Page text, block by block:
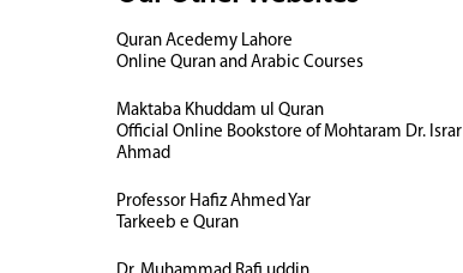
Quran Acedemy Lahore
Online Quran and Arabic Courses
Maktaba Khuddam ul Quran
Official Online Bookstore of Mohtaram Dr. Israr
Ahmad
Professor Hafiz Ahmed Yar
Tarkeeb e Quran